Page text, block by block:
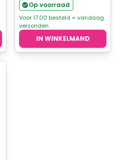
Op voorraad
Voor 17.00 besteld = vandaag
verzonden
IN WINKELMAND